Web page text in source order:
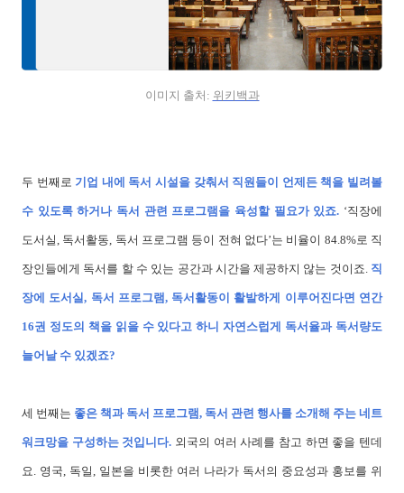
이미지 출처: 위키백과
두 번째로 기업 내에 독서 시설을 갖춰서 직원들이 언제든 책을 빌려볼
수 있도록 하거나 독서 관련 프로그램을 육성할 필요가 있죠. ‘직장에
도서실, 독서활동, 독서 프로그램 등이 전혀 없다’는 비율이 84.8%로 직
장인들에게 독서를 할 수 있는 공간과 시간을 제공하지 않는 것이죠. 직
장에 도서실, 독서 프로그램, 독서활동이 활발하게 이루어진다면 연간
16권 정도의 책을 읽을 수 있다고 하니 자연스럽게 독서율과 독서량도
늘어날 수 있겠죠?
세 번째는 좋은 책과 독서 프로그램, 독서 관련 행사를 소개해 주는 네트
워크망을 구성하는 것입니다. 외국의 여러 사례를 참고 하면 좋을 텐데
요. 영국, 독일, 일본을 비롯한 여러 나라가 독서의 중요성과 홍보를 위